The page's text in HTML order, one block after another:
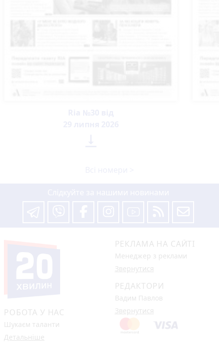
РОБОТА У НАС
Шукаєм таланти
Детальніше
РЕКЛАМА НА САЙТІ
Менеджер з реклами
Звернутися
РЕДАКТОРИ
Вадим Павлов
Звернутися